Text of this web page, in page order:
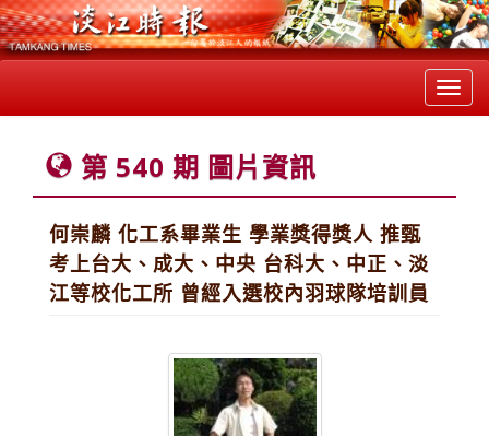
第 540 期 圖片資訊
何崇麟 化工系畢業生 學業獎得獎人 推甄
考上台大、成大、中央 台科大、中正、淡
江等校化工所 曾經入選校內羽球隊培訓員